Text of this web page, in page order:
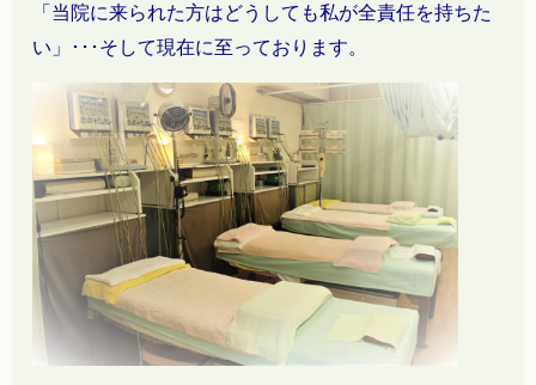
「当院に来られた方はどうしても私が全責任を持ちた
い」
･･･そして現在に至っております。